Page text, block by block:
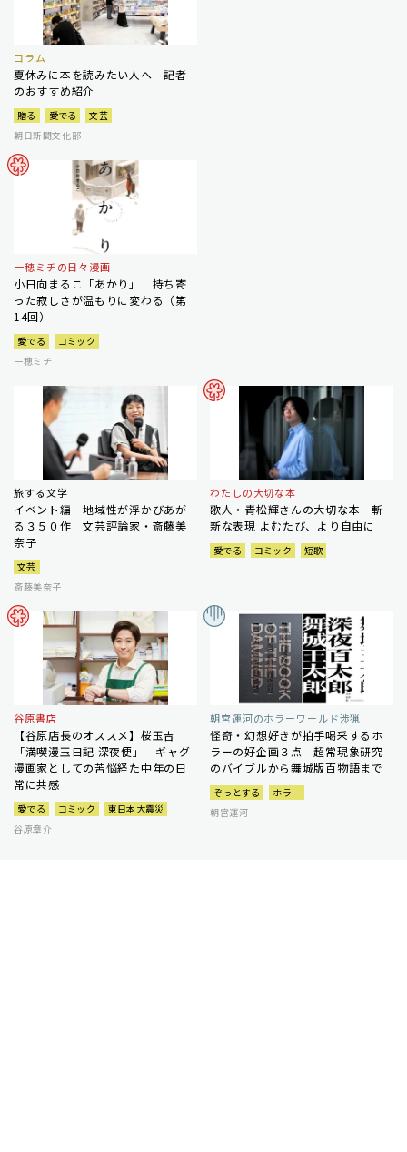
コラム
夏休みに本を読みたい人へ 記者
のおすすめ紹介
贈る 愛でる
文芸
朝日新聞文化部
一穂ミチの日々漫画
小日向まるこ「あかり」 持ち寄
った寂しさが温もりに変わる（第
14回）
愛でる
コミック
一穂ミチ
旅する文学
イベント編 地域性が浮かびあが
る３５０作 文芸評論家・斎藤美
奈子
文芸
斎藤美奈子
わたしの大切な本
歌人・青松輝さんの大切な本 斬
新な表現 よむたび、より自由に
愛でる コミック 短歌
谷原書店
【谷原店長のオススメ】桜玉吉
「満喫漫玉日記 深夜便」 ギャグ
漫画家としての苦悩経た中年の日
常に共感
愛でる コミック
東日本大震災
谷原章介
朝宮運河のホラーワールド渉猟
怪奇・幻想好きが拍手喝采するホ
ラーの好企画３点 超常現象研究
のバイブルから舞城版百物語まで
ぞっとする
ホラー
朝宮運河